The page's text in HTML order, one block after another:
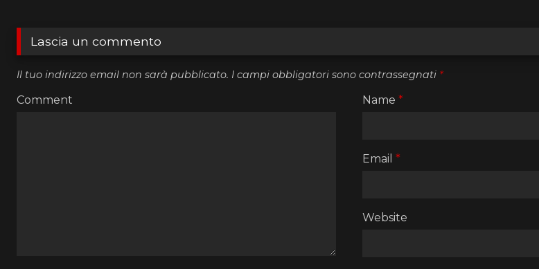
Lascia un commento
Il tuo indirizzo email non sarà pubblicato. I campi obbligatori sono contrassegnati *
Comment Name*
Email*
Website